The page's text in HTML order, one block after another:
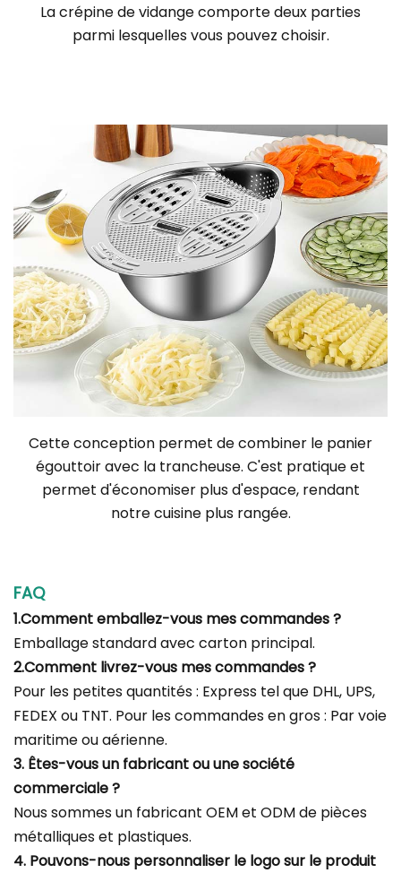
La crépine de vidange comporte deux parties
parmi lesquelles vous pouvez choisir.
Cette conception permet de combiner le panier
égouttoir avec la trancheuse. C'est pratique et
permet d'économiser plus d'espace, rendant
notre cuisine plus rangée.
FAQ
1.Comment emballez-vous mes commandes ?
Emballage standard avec carton principal.
2.Comment livrez-vous mes commandes ?
Pour les petites quantités : Express tel que DHL, UPS,
FEDEX ou TNT. Pour les commandes en gros : Par voie
maritime ou aérienne.
3. Êtes-vous un fabricant ou une société
commerciale ?
Nous sommes un fabricant OEM et ODM de pièces
métalliques et plastiques.
4. Pouvons-nous personnaliser le logo sur le produit